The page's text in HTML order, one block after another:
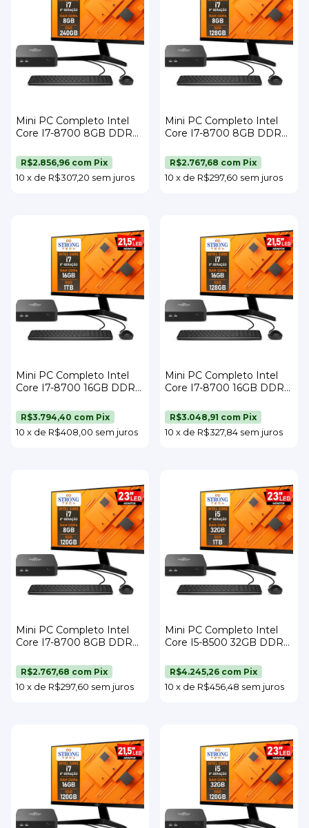
Mini PC Completo Intel
Core I7-8700 8GB DDR4
23" Teclado e Mouse
Strong Tech
10 x de R$307,20 sem juros
R$2.856,96 com Pix
Mini PC Completo Intel
Core I7-8700 8GB DDR4
23" Teclado e Mouse
Strong Tech
10 x de R$297,60 sem juros
R$2.767,68 com Pix
Mini PC Completo Intel
Core I7-8700 16GB DDR4
21,5" Teclado e Mouse
Strong Tech
10 x de R$408,00 sem juros
R$3.794,40 com Pix
Mini PC Completo Intel
Core I7-8700 16GB DDR4
21,5" Teclado e Mouse
Strong Tech
10 x de R$327,84 sem juros
R$3.048,91 com Pix
Mini PC Completo Intel
Core I7-8700 8GB DDR4
23" Teclado e Mouse
Strong Tech
10 x de R$297,60 sem juros
R$2.767,68 com Pix
Mini PC Completo Intel
Core I5-8500 32GB DDR4
Teclado e Mouse Strong
Tech
10 x de R$456,48 sem juros
R$4.245,26 com Pix